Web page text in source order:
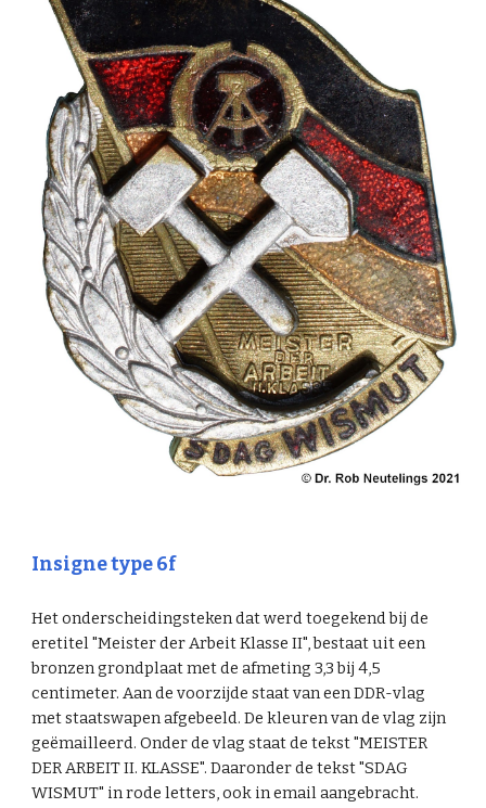
Insigne type 6f
Het onderscheidingsteken dat werd toegekend bij de
eretitel "Meister der Arbeit Klasse II", bestaat uit een
bronzen grondplaat met de afmeting 3,3 bij 4,5
centimeter. Aan de voorzijde staat van een DDR-vlag
met staatswapen afgebeeld. De kleuren van de vlag zijn
geëmailleerd. Onder de vlag staat de tekst "MEISTER
DER ARBEIT II. KLASSE". Daaronder de tekst "SDAG
WISMUT" in rode letters, ook in email aangebracht.